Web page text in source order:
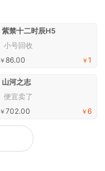
紫禁十二时辰H5
小号回收
￥1
￥86.00
山河之志
便宜卖了
￥6
￥702.00